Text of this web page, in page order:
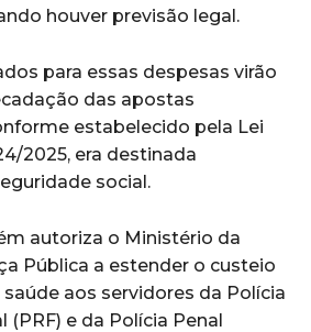
houver previsão legal.
para essas despesas virão
das apostas
estabelecido pela Lei
2025, era destinada
social.
autoriza o Ministério da
Pública a estender o custeio
aos servidores da Polícia
(PRF) e da Polícia Penal